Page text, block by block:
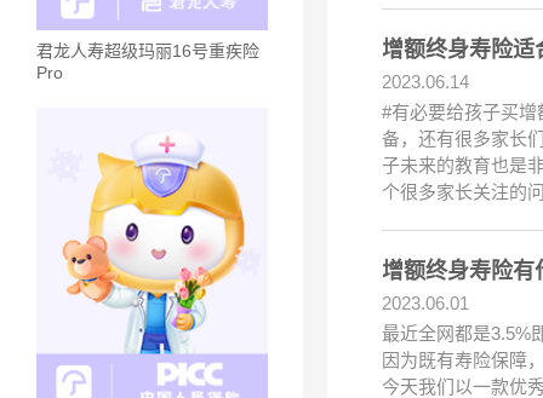
君龙人寿超级玛丽16号重疾险
Pro
增额终身寿险适
2023.06.14
#有必要给孩子买
备，还有很多家长
子未来的教育也是
个很多家长关注的
增额终身寿险有
2023.06.01
最近全网都是3.5%
因为既有寿险保障
今天我们以一款优